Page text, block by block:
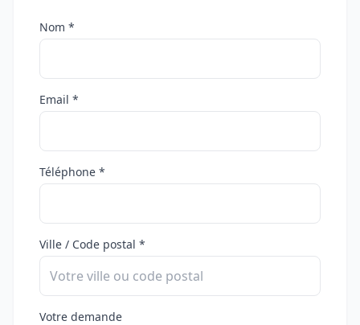
Nom *
Email *
Téléphone *
Ville / Code postal *
Votre demande